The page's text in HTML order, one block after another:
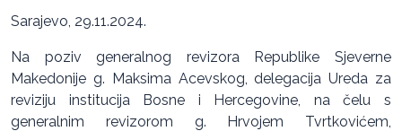
Sarajevo, 29.11.2024.
Na poziv generalnog revizora Republike Sjeverne
Makedonije g. Maksima Acevskog, delegacija Ureda za
reviziju institucija Bosne i Hercegovine, na čelu s
generalnim revizorom g. Hrvojem Tvrtkovićem,